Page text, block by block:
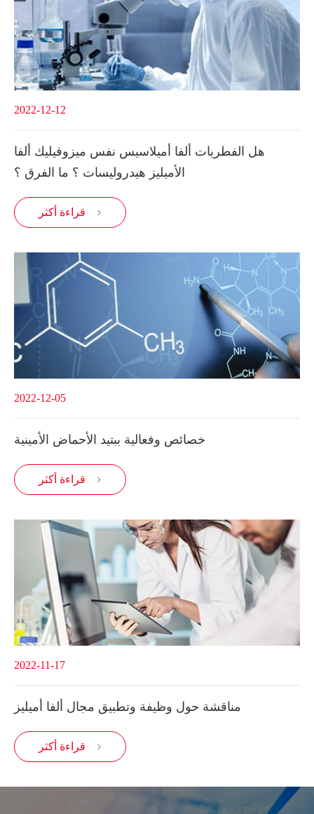
2022-12-12
هل الفطريات ألفا أميلاسيس نفس ميزوفيليك ألفا
الأميليز هيدروليسات ؟ ما الفرق ؟
قراءة أكثر 
2022-12-05
خصائص وفعالية ببتيد الأحماض الأمينية
قراءة أكثر 
2022-11-17
مناقشة حول وظيفة وتطبيق مجال ألفا أميليز
قراءة أكثر 